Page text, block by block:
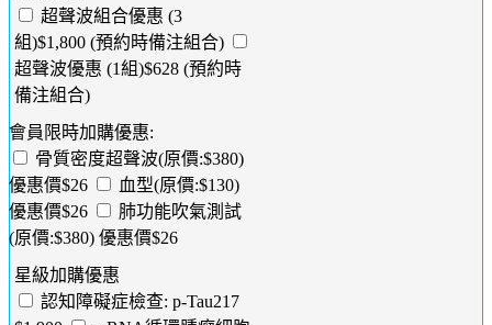
超聲波組合優惠 (3
組)$1,800 (預約時備注組合)
超聲波優惠 (1組)$628 (預約時
備注組合)
會員限時加購優惠:
骨質密度超聲波(原價:$380)
優惠價$26
血型(原價:$130)
優惠價$26
肺功能吹氣測試
(原價:$380) 優惠價$26
星級加購優惠
認知障礙症檢查: p-Tau217